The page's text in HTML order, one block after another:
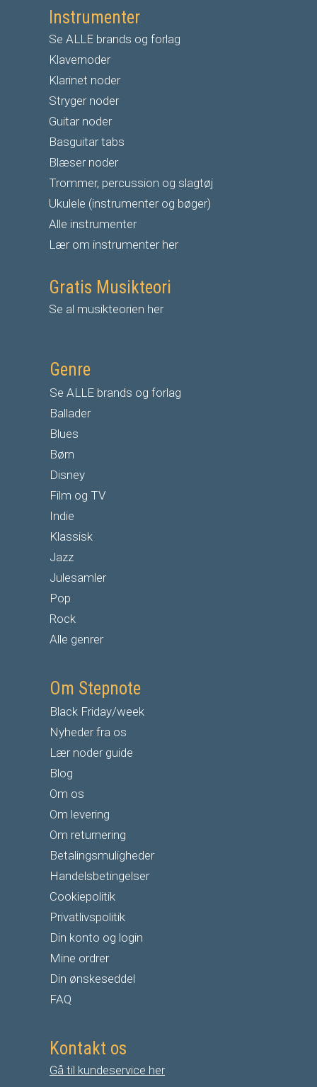
Instrumenter
Se ALLE brands og forlag
Klavernoder
Klarinet noder
Stryger noder
Guitar noder
Basguitar tabs
Blæser noder
Trommer, percussion og slagtøj
Ukulele (instrumenter og bøger)
Alle instrumenter
Lær om instrumenter her
Gratis Musikteori
Se al musikteorien her
Genre
Se ALLE brands og forlag
Ballader
Blues
Børn
Disney
Film og TV
Indie
Klassisk
Jazz
Julesamler
Pop
Rock
Alle genrer
Om Stepnote
Black Friday/week
Nyheder fra os
Lær noder guide
Blog
Om os
Om levering
Om returnering
Betalingsmuligheder
Handelsbetingelser
Cookiepolitik
Privatlivspolitik
Din konto og login
Mine ordrer
Din ønskeseddel
FAQ
Kontakt os
Gå til kundeservice her